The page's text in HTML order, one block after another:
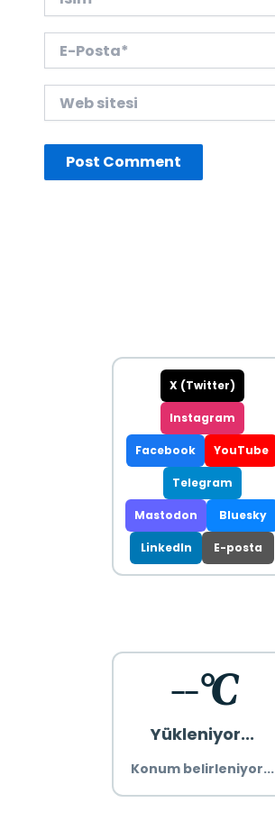
Posta*
sitesi
X (Twitter)
Instagram
Facebook YouTube
Telegram
Mastodon Bluesky
LinkedIn E-posta
--°C
Yükleniyor...
Konum belirleniyor...